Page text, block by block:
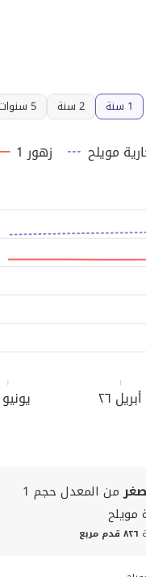
1 سنة 2 سنة 5 سنوات
أبريل ٢٦ يونيو ٢٦
زهور 1 مويلح
من المعدل حجم 1
مويلح
٨٢٦ قدم مربع